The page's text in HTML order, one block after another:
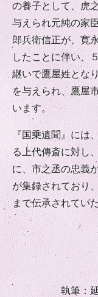
の養子として、虎
与えられ元純の家
郎兵衛信正が、寛
したことに伴い、
継いで鷹屋姓とな
を与えられ、鷹屋
います。
『国乗遺聞』には
る上代傳斎に対し
に、市之丞の忠義
が集録されており
まで伝承されてい
執筆：